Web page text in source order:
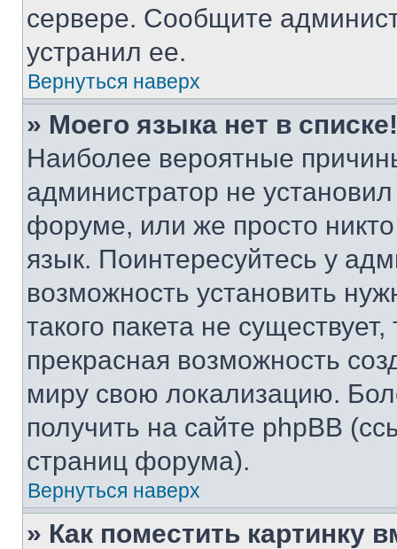
сервере. Сообщите
устранил ее.
Вернуться наверх
» Моего языка нет в списке!
Наиболее вероятные
администратор не
форуме, или же просто
язык. Поинтересуйтесь у
возможность установить
такого пакета не
прекрасная возможность
миру свою локализацию.
получить на сайте phpBB
страниц форума).
Вернуться наверх
» Как поместить картинку